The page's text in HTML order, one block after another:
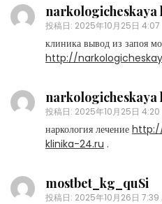
投稿日: 2025年10月25日 4:07
клиника вывод из запоя
http://
narkologicheskaya
投稿日: 2025年10月25日 4:20
наркология лечение
klinika-24.ru .
mostbet_kg_quSi
投稿日: 2025年10月26日 7:39